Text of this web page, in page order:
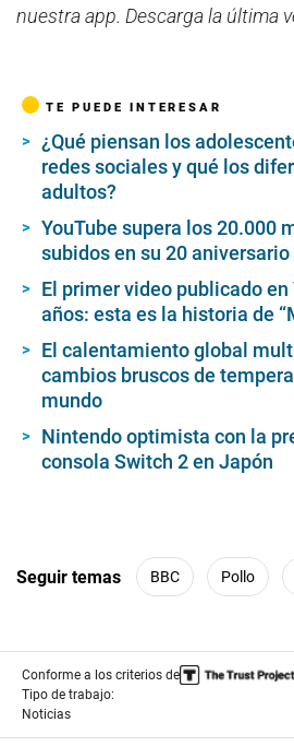
nuestra app. Descarga la última
TE PUEDE INTERESAR
¿Qué piensan los
redes sociales y qué los
adultos?
YouTube supera los 20.000
subidos en su 20 aniversario
El primer video publicado
años: esta es la historia de
El calentamiento global
cambios bruscos de
mundo
Nintendo optimista con la
consola Switch 2 en Japón
Seguir temas BBC Pollo
Conforme a los criterios de
Tipo de trabajo:
Noticias